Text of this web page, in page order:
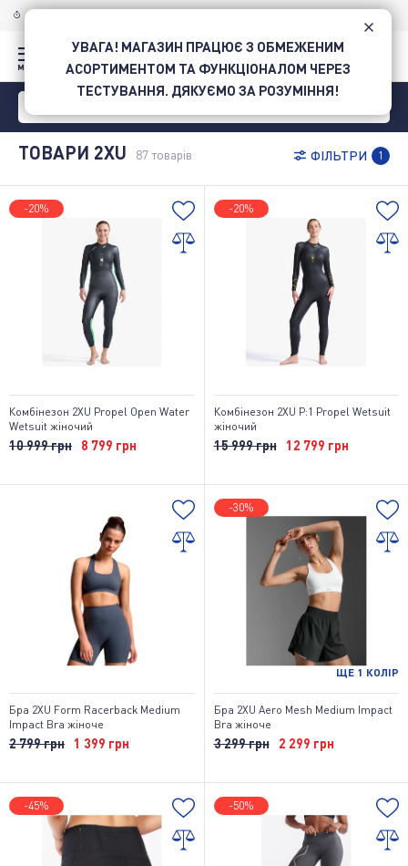
ДОСТАВКА ПО УКРАЇНІ
ТОВАРИ 2XU 87товарів ФІЛЬТРИ 1
-20%
Комбінезон 2XU Propel Open Water
Wetsuit жіночий
10 999 грн 8 799 грн
-20%
Комбінезон 2XU P:1 Propel Wetsuit
жіночий
15 999 грн 12 799 грн
Бра 2XU Form Racerback Medium
Impact Bra жіноче
2 799 грн 1 399 грн
-30%
ЩЕ 1 КОЛІР
Бра 2XU Aero Mesh Medium Impact
Bra жіноче
3 299 грн 2 299 грн
-45% -50%
УВАГА! МАГАЗИН ПРАЦЮЄ З ОБМЕЖЕНИМ
АСОРТИМЕНТОМ ТА ФУНКЦІОНАЛОМ ЧЕРЕЗ
ТЕСТУВАННЯ. ДЯКУЄМО ЗА РОЗУМІННЯ!